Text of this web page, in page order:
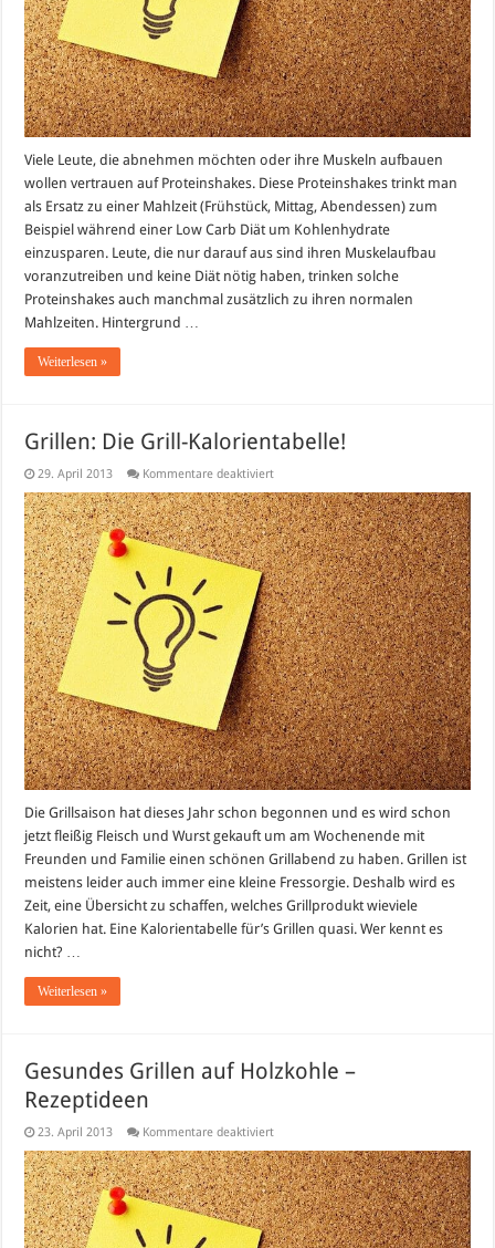
Viele Leute, die abnehmen möchten oder ihre Muskeln aufbauen
wollen vertrauen auf Proteinshakes. Diese Proteinshakes trinkt man
als Ersatz zu einer Mahlzeit (Frühstück, Mittag, Abendessen) zum
Beispiel während einer Low Carb Diät um Kohlenhydrate
einzusparen. Leute, die nur darauf aus sind ihren Muskelaufbau
voranzutreiben und keine Diät nötig haben, trinken solche
Proteinshakes auch manchmal zusätzlich zu ihren normalen
Mahlzeiten. Hintergrund …
Weiterlesen »
Grillen: Die Grill-Kalorientabelle!
29. April 2013 Kommentare deaktiviertfür
Die
Grill-
Kalorientabelle!
Die Grillsaison hat dieses Jahr schon begonnen und es wird schon
jetzt fleißig Fleisch und Wurst gekauft um am Wochenende mit
Freunden und Familie einen schönen Grillabend zu haben. Grillen ist
meistens leider auch immer eine kleine Fressorgie. Deshalb wird es
Zeit, eine Übersicht zu schaffen, welches Grillprodukt wieviele
Kalorien hat. Eine Kalorientabelle für’s Grillen quasi. Wer kennt es
nicht? …
Weiterlesen »
Gesundes Grillen auf Holzkohle –
Rezeptideen
23. April 2013 Kommentare deaktiviertfür
Grillen
auf
Holzkohle
–
Rezeptideen